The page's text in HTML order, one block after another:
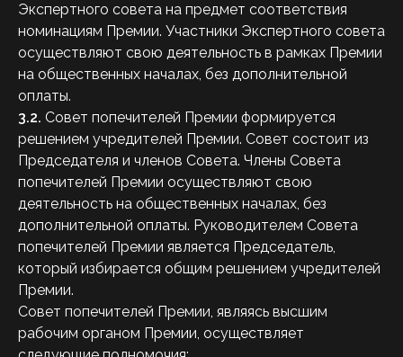
Экспертного совета на предмет соответствия
номинациям Премии. Участники Экспертного совета
осуществляют свою деятельность в рамках Премии
на общественных началах, без дополнительной
оплаты.
3.2. Совет попечителей Премии формируется
решением учредителей Премии. Совет состоит из
Председателя и членов Совета. Члены Совета
попечителей Премии осуществляют свою
деятельность на общественных началах, без
дополнительной оплаты. Руководителем Совета
попечителей Премии является Председатель,
который избирается общим решением учредителей
Премии.
Совет попечителей Премии, являясь высшим
рабочим органом Премии, осуществляет